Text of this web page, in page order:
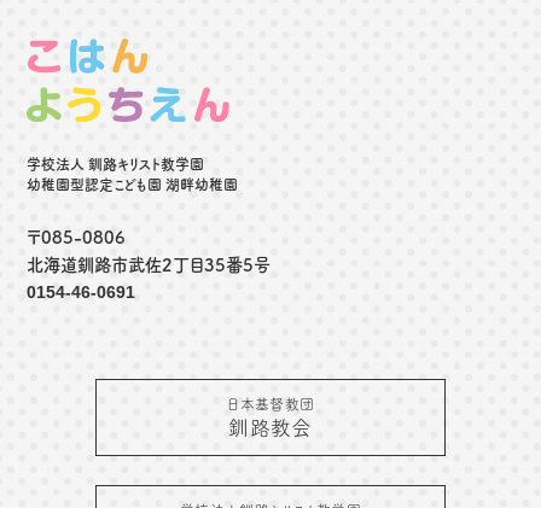
学校法人 釧路キリスト教学園
幼稚園型認定こども園 湖畔幼稚園
〒085-0806
北海道釧路市武佐2丁目35番5号
0154-46-0691
日本基督教団
釧路教会